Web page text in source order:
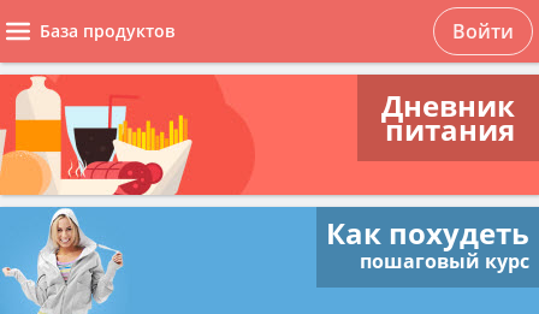
База продуктов Войти
Дневник
питания
Как похудеть
пошаговый курс